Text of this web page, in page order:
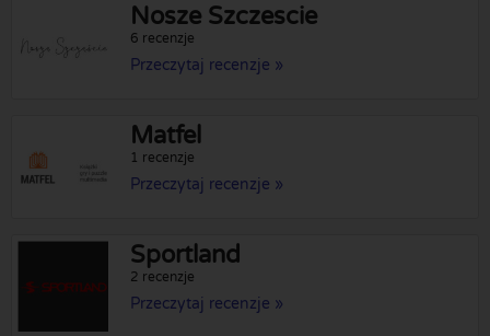
Nosze Szczescie
6 recenzje
Przeczytaj recenzje »
Matfel
1 recenzje
Przeczytaj recenzje »
Sportland
2 recenzje
Przeczytaj recenzje »